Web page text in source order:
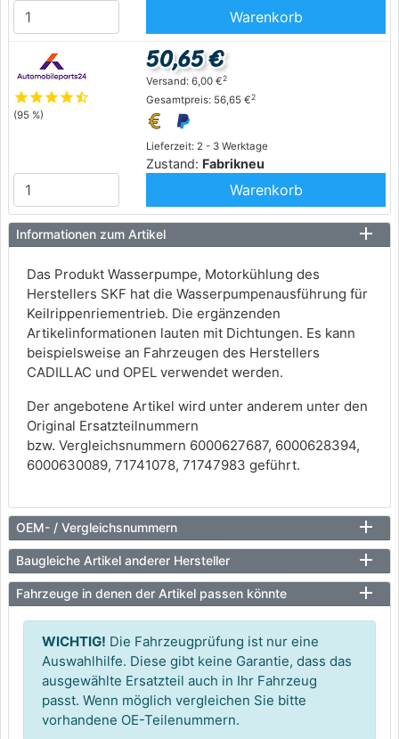
Warenkorb
starstarstarstarstar_half
(95 %)
Lieferzeit: 2 - 3 Werktage
Zustand: Fabrikneu
50,65 €
Versand: 6,00 €2
Gesamtpreis: 56,65 €2
Warenkorb
Informationen zum Artikel
Das Produkt Wasserpumpe, Motorkühlung des
Herstellers SKF hat die Wasserpumpenausführung für
Keilrippenriementrieb. Die ergänzenden
Artikelinformationen lauten mit Dichtungen. Es kann
beispielsweise an Fahrzeugen des Herstellers
CADILLAC und OPEL verwendet werden.
Der angebotene Artikel wird unter anderem unter den
Original Ersatzteilnummern
bzw. Vergleichsnummern 6000627687, 6000628394,
6000630089, 71741078, 71747983 geführt.
OEM- / Vergleichsnummern
Baugleiche Artikel anderer Hersteller
Fahrzeuge in denen der Artikel passen könnte
WICHTIG! Die Fahrzeugprüfung ist nur eine
Auswahlhilfe. Diese gibt keine Garantie, dass das
ausgewählte Ersatzteil auch in Ihr Fahrzeug
passt. Wenn möglich vergleichen Sie bitte
vorhandene OE-Teilenummern.